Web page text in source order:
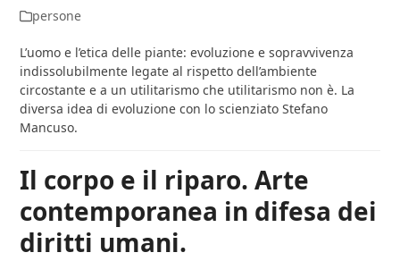
persone
L’uomo e l’etica delle piante: evoluzione e sopravvivenza
indissolubilmente legate al rispetto dell’ambiente
circostante e a un utilitarismo che utilitarismo non è. La
diversa idea di evoluzione con lo scienziato Stefano
Mancuso.
Il corpo e il riparo. Arte
contemporanea in difesa dei
diritti umani.